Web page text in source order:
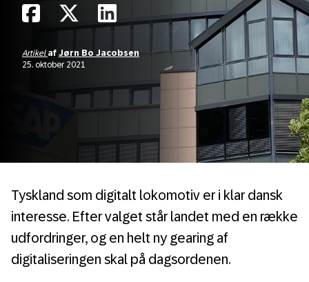
Artikel af Jørn Bo Jacobsen
25. oktober 2021
Tyskland som digitalt lokomotiv er i klar dansk
interesse. Efter valget står landet med en række
udfordringer, og en helt ny gearing af
digitaliseringen skal på dagsordenen.